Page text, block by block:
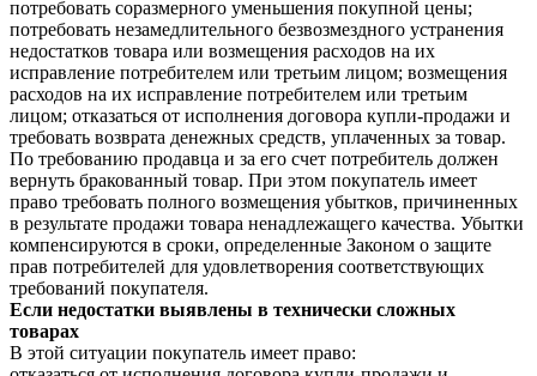
потребовать соразмерного уменьшения покупной цены;
потребовать незамедлительного безвозмездного устранения
недостатков товара или возмещения расходов на их
исправление потребителем или третьим лицом; возмещения
расходов на их исправление потребителем или третьим
лицом; отказаться от исполнения договора купли-продажи и
требовать возврата денежных средств, уплаченных за товар.
По требованию продавца и за его счет потребитель должен
вернуть бракованный товар. При этом покупатель имеет
право требовать полного возмещения убытков, причиненных
в результате продажи товара ненадлежащего качества. Убытки
компенсируются в сроки, определенные Законом о защите
прав потребителей для удовлетворения соответствующих
требований покупателя.
Если недостатки выявлены в технически сложных
товарах
В этой ситуации покупатель имеет право: